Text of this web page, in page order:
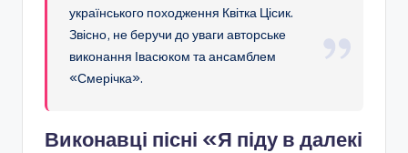
українського походження Квітка Цісик.
Звісно, не беручи до уваги авторське
виконання Івасюком та ансамблем
«Смерічка».
Виконавці пісні «Я піду в далекі